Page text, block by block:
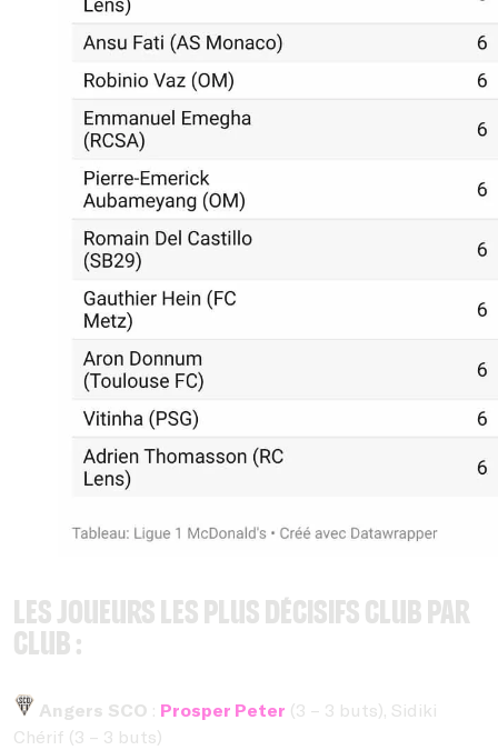
Les joueurs les plus décisifs club par
club :
Angers SCO : Prosper Peter (3 – 3 buts), Sidiki
Chérif (3 – 3 buts)